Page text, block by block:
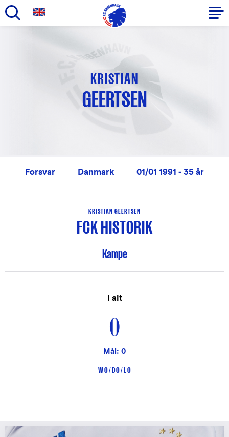
KRISTIAN
GEERTSEN
Forsvar Danmark 01/01 1991 - 35 år
KRISTIAN GEERTSEN
FCK HISTORIK
Kampe
I alt
0
Mål: 0
W 0 / D 0 / L 0